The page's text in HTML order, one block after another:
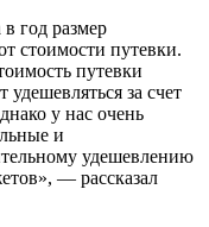
год размер
стоимости путевки.
путевки
за счет
у нас очень
и
удешевлению
— рассказал